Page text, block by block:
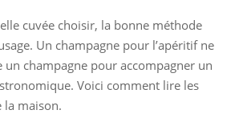
cuvée choisir, la bonne méthode
Un champagne pour l’apéritif ne
un champagne pour accompagner un
Voici comment lire les
la maison.